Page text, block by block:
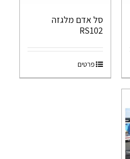
סל אדם מלגזה
RS102
פרטים